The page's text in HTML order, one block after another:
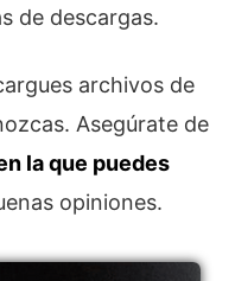
de descargas.
archivos de
Asegúrate de
la que puedes
opiniones.